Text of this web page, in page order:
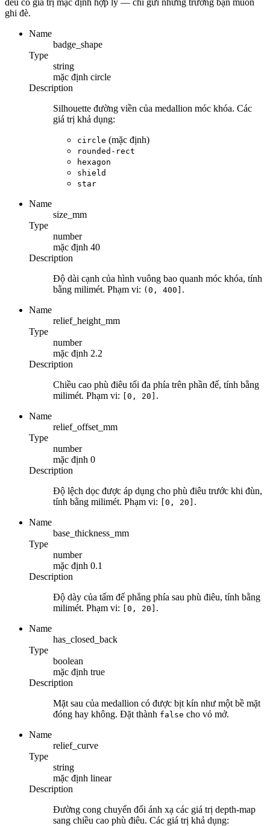
ghi đè.
Name
badge_shape
Type
string
mặc định circle
Description
Silhouette đường viền của medallion móc khóa. Các
giá trị khả dụng:
circle (mặc định)
rounded-rect
hexagon
shield
star
Name
size_mm
Type
number
mặc định 40
Description
Độ dài cạnh của hình vuông bao quanh móc khóa, tính
bằng milimét. Phạm vi: (0, 400] .
Name
relief_height_mm
Type
number
mặc định 2.2
Description
Chiều cao phù điêu tối đa phía trên phần đế, tính bằng
milimét. Phạm vi: [0, 20] .
Name
relief_offset_mm
Type
number
mặc định 0
Description
Độ lệch dọc được áp dụng cho phù điêu trước khi đùn,
tính bằng milimét. Phạm vi: [0, 20] .
Name
base_thickness_mm
Type
number
mặc định 0.1
Description
Độ dày của tấm đế phẳng phía sau phù điêu, tính bằng
milimét. Phạm vi: [0, 20] .
Name
has_closed_back
Type
boolean
mặc định true
Description
Mặt sau của medallion có được bịt kín như một bề mặt
đóng hay không. Đặt thành false cho vỏ mở.
Name
relief_curve
Type
string
mặc định linear
Description
Đường cong chuyển đổi ánh xạ các giá trị depth-map
sang chiều cao phù điêu. Các giá trị khả dụng: